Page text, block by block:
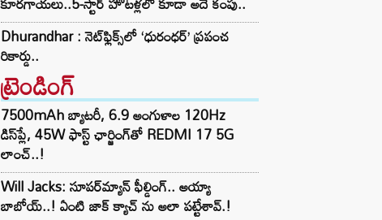
Dhurandhar : నెట్‌ఫ్లిక్స్‌లో ‘ధురంధర్’ ప్రపంచ
రికార్డు..
ట్రెండింగ్‌
7500mAh బ్యాటరీ, 6.9 అంగుళాల 120Hz
డిస్‌ప్లే, 45W ఫాస్ట్ ఛార్జింగ్‌తో REDMI 17 5G
లాంచ్..!
Will Jacks: సూపర్‌మ్యాన్ ఫీల్డింగ్.. అయ్యా
బాబోయ్..! ఏంటి జాక్ క్యాచ్ ను అలా పట్టేశావ్.!